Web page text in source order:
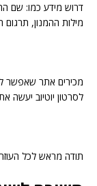
דרוש מידע כמו: שם
מילות ההמנון, תרגום
מכירים אתר שאפשר
לסרטון יוטיוב יעשה
תודה מראש לכל